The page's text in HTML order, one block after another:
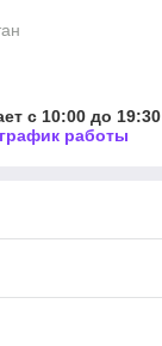
с 10:00 до 19:30
работы